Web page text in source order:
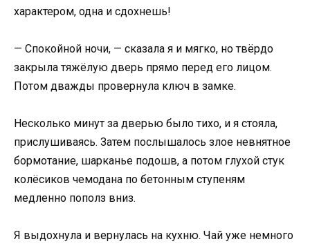
характером, одна и сдохнешь!
— Спокойной ночи, — сказала я и мягко, но твёрдо
закрыла тяжёлую дверь прямо перед его лицом.
Потом дважды провернула ключ в замке.
Несколько минут за дверью было тихо, и я стояла,
прислушиваясь. Затем послышалось злое невнятное
бормотание, шарканье подошв, а потом глухой стук
колёсиков чемодана по бетонным ступеням
медленно пополз вниз.
Я выдохнула и вернулась на кухню. Чай уже немного